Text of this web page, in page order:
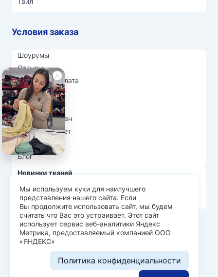
Условия заказа
Шоурумы
Отзывы
Доставка и оплата
О нас
Вопрос-ответ
Возврат и обмен
Личный кабинет
Ткани оптом
Блог
Новинки тканей
Распродажа тканей
Лидеры продаж
© Арт Текс — продажа тканей оптом, 2026
Пользовательское соглашение
Политика конфиденциальности
Разработка сайта —
Мы используем куки для наилучшего
представления нашего сайта. Если
Вы продолжите использовать сайт, мы будем
считать что Вас это устраивает. Этот сайт
использует сервис веб-аналитики Яндекс
Метрика, предоставляемый компанией ООО
«ЯНДЕКС»
Политика конфиденциальности